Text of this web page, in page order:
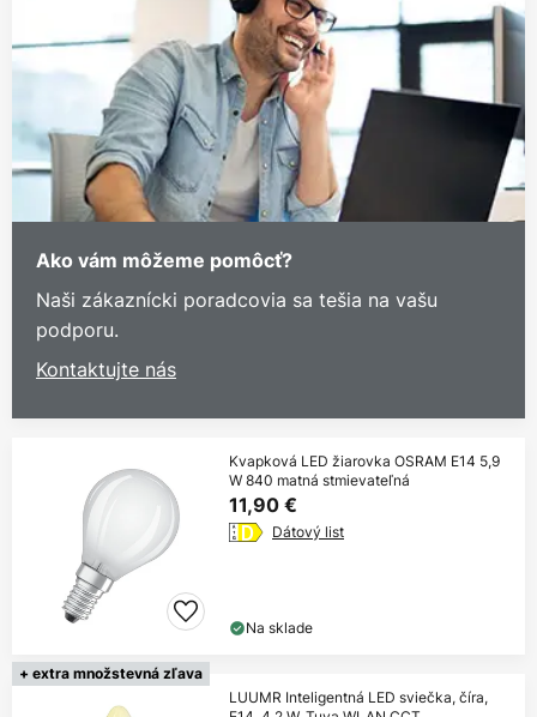
Ako vám môžeme pomôcť?
Naši zákaznícki poradcovia sa tešia na vašu
podporu.
Kontaktujte nás
Kvapková LED žiarovka OSRAM E14 5,9
W 840 matná stmievateľná
11,90 €
Dátový list
Na sklade
+ extra množstevná zľava
LUUMR Inteligentná LED sviečka, číra,